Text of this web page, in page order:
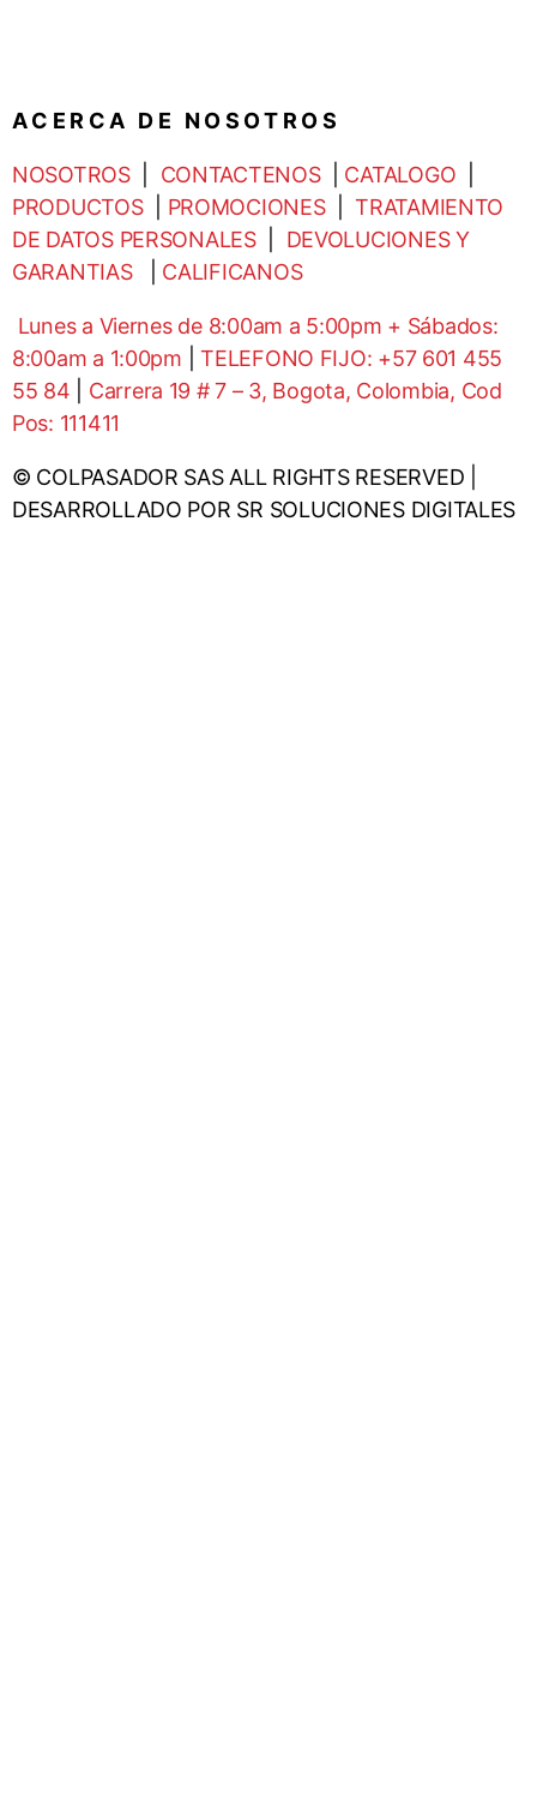
A C E R C A D E N O S O T R O S
NOSOTROS| CONTACTENOS| CATALOGO
PRODUCTOS| PROMOCIONES|TRATAMIENTO
DE DATOS PERSONALES| DEVOLUCIONES Y
GARANTIAS
CALIFICANOS
Lunes a Viernes de 8:00am a 5:00pm + Sábados:
8:00am a 1:00pm |TELEFONO FIJO: +57 601 455
55 84
Carrera 19 # 7 – 3, Bogota, Colombia, Cod
Pos: 111411
© COLPASADOR SAS ALL RIGHTS RESERVED |
DESARROLLADO POR SR SOLUCIONES DIGITALES